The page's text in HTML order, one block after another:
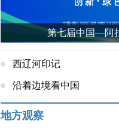
第七届中国—阿
西辽河印记
沿着边境看中国
地方观察